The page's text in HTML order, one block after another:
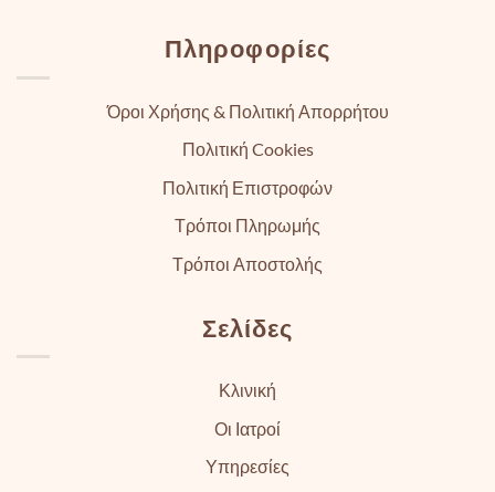
Πληροφορίες
Όροι Χρήσης & Πολιτική Απορρήτου
Πολιτική Cookies
Πολιτική Επιστροφών
Τρόποι Πληρωμής
Τρόποι Αποστολής
Σελίδες
Κλινική
Οι Ιατροί
Υπηρεσίες